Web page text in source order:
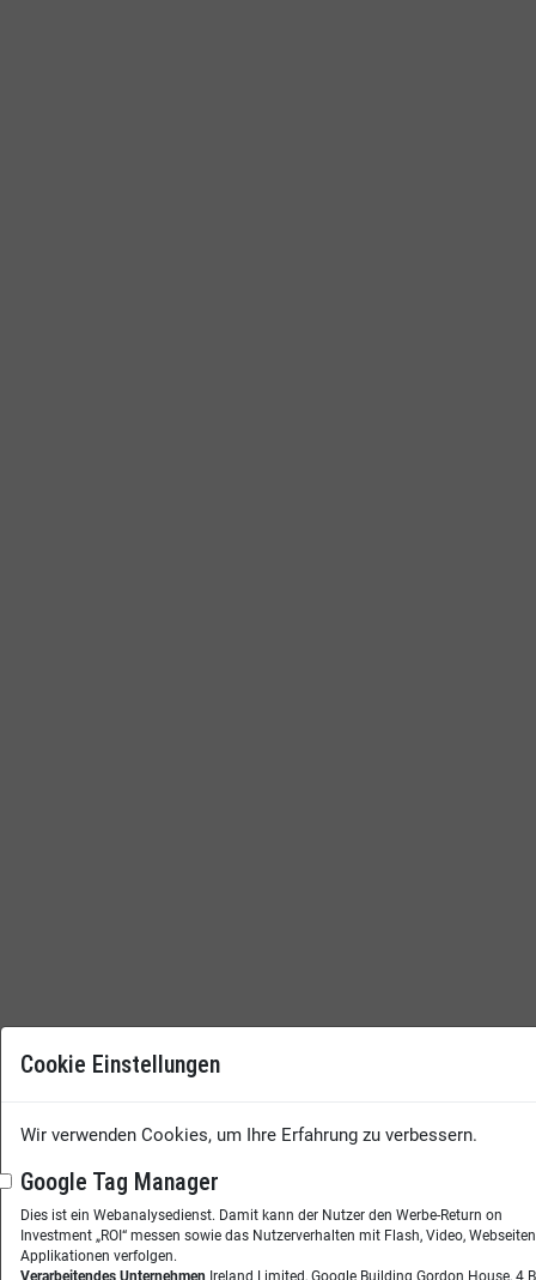
Cookie Einstellungen
Wir verwenden Cookies, um Ihre Erfahrung zu verbessern.
Google Tag Manager
Dies ist ein Webanalysedienst. Damit kann der Nutzer den Werbe-Return on
Investment „ROI“ messen sowie das Nutzerverhalten mit Flash, Video,
Applikationen verfolgen.
Verarbeitendes Unternehmen Ireland Limited, Google Building Gordon House, 4